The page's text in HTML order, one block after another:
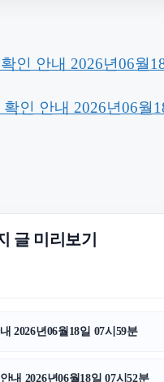
전문변호사
이혼전문
상간남
인 안내 2026년06월
인 안내 2026년06월
글 미리보기
2026년06월18일 07시59분
내 2026년06월18일 07시52분